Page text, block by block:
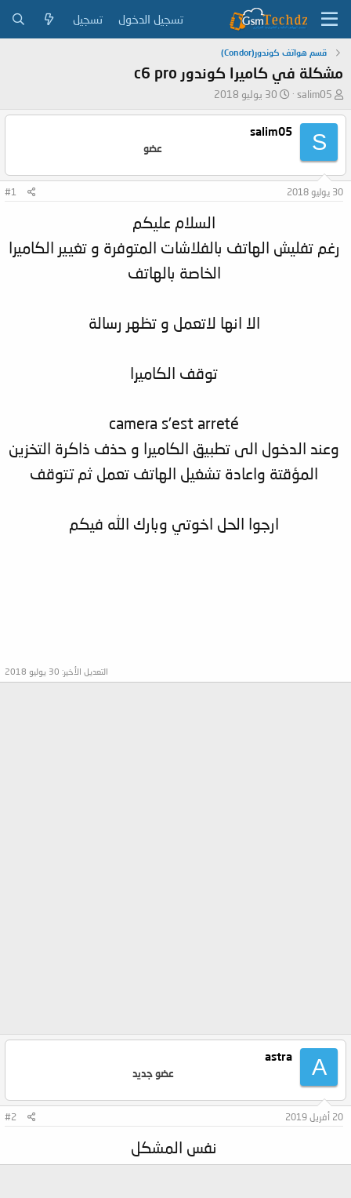
تسجيل الدخول تسجيل
قسم هواتف كوندور(Condor)
مشكلة في كاميرا كوندور c6 pro
ب
د
ئ
ل
م
و
salim05
ت
ي
ل
30 يوليو 2018
S
salim05
عضو
30 يوليو 2018 #1
السلام عليكم
رغم تفليش الهاتف بالفلاشات المتوفرة و تغيير الكاميرا
الخاصة بالهاتف
الا انها لاتعمل و تظهر رسالة
توقف الكاميرا
camera s'est arreté
وعند الدخول الى تطبيق الكاميرا و حذف ذاكرة التخزين
المؤقتة واعادة تشغيل الهاتف تعمل ثم تتوقف
ارجوا الحل اخوتي وبارك الله فيكم
التعديل الأخير: 30 يوليو 2018
A
astra
عضو جديد
20 أفريل 2019 #2
نفس المشكل